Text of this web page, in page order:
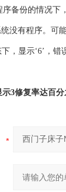
序备份的情况下
没有程序。可
，显示‘6’，
3修复率达百